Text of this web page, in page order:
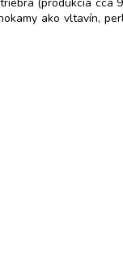
ako vltavín,